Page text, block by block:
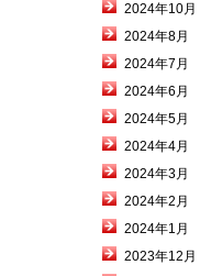
2024年10月
2024年8月
2024年7月
2024年6月
2024年5月
2024年4月
2024年3月
2024年2月
2024年1月
2023年12月